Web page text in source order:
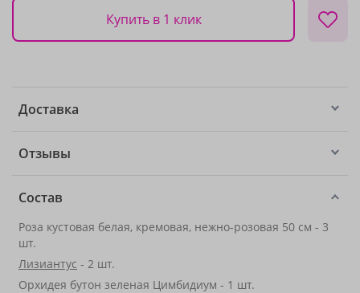
Купить в 1 клик
Доставка
Отзывы
Состав
Роза кустовая белая, кремовая, нежно-розовая 50 см - 3
шт.
Лизиантус - 2 шт.
Орхидея бутон зеленая Цимбидиум - 1 шт.